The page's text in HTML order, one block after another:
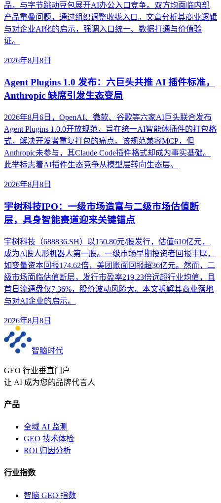
品，与字节跳动豆包展开AI办公入口竞争。双方均面临内部
产品重叠问题，通过组织调整收拢入口。文章分析其商业逻辑
与对企业AI化的启示，强调入口统一、数据打通与价值验
证。
2026年8月8日
Agent Plugins 1.0 发布：六巨头共推 AI 插件标准，
Anthropic 缺席引发生态变局
2026年8月6日，OpenAI、微软、谷歌等六家AI巨头联合发布
Agent Plugins 1.0.0开放规范，旨在统一AI智能体插件的打包格
式，解决开发者重复打包的痛点。该规范兼容MCP，但
Anthropic未参与，其Claude Code插件格式却成为事实基础。
此举标志着AI插件生态竞争从模型层转向生态层。
2026年8月8日
宇树科技IPO：一级市场造富与二级市场估值断
层，具身智能赛道迎来关键锚点
宇树科技（688836.SH）以150.80元/股发行，估值610亿元，
成为A股人形机器人第一股。一级市场早期投资者回报丰厚，
如变量资本回报174.62倍，美团账面回报超36亿元。然而，二
级市场面临估值断层，发行市盈率219.23倍远超行业均值，且
首日流通盘仅7.36%，股价波动风险大。本文拆解其商业落地
与对AI企业的启示。
2026年8月8日
智脑时代
GEO 行业垂直门户
让 AI 成为您的品牌代言人
产品
全域 AI 监测
GEO 技术体检
ROI 归因分析
行业指数
智脑 GEO 指数